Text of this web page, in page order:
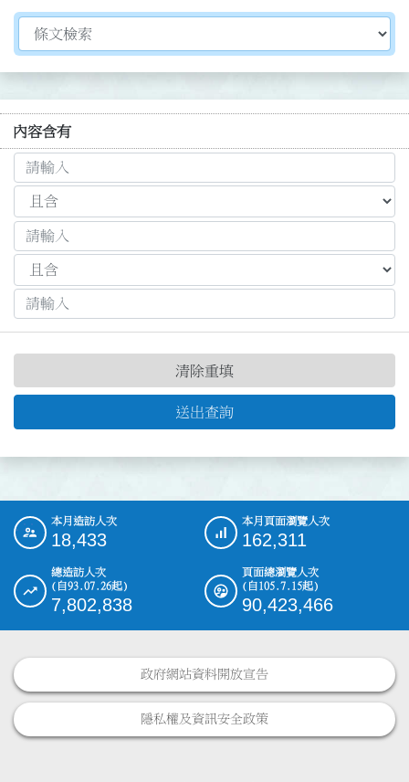
切換選擇法規資訊內容
內容含有
送出查詢
清除重填
::: 本月造訪人次
18,433
本月頁面瀏覽人次
162,311
總造訪人次
(自93.07.26起)
7,802,838
頁面總瀏覽人次
(自105.7.15起)
90,423,466
政府網站資料開放宣告
隱私權及資訊安全政策